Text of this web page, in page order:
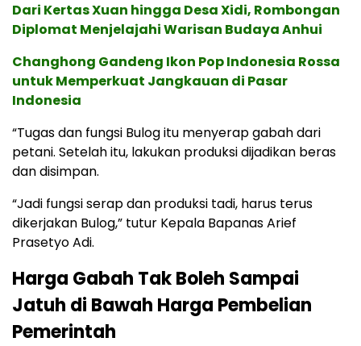
Dari Kertas Xuan hingga Desa Xidi, Rombongan
Diplomat Menjelajahi Warisan Budaya Anhui
Changhong Gandeng Ikon Pop Indonesia Rossa
untuk Memperkuat Jangkauan di Pasar
Indonesia
“Tugas dan fungsi Bulog itu menyerap gabah dari
petani. Setelah itu, lakukan produksi dijadikan beras
dan disimpan.
“Jadi fungsi serap dan produksi tadi, harus terus
dikerjakan Bulog,” tutur Kepala Bapanas Arief
Prasetyo Adi.
Harga Gabah Tak Boleh Sampai
Jatuh di Bawah Harga Pembelian
Pemerintah